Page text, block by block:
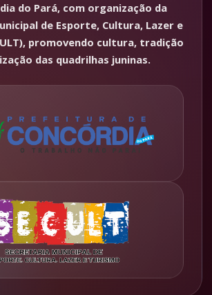
do Pará, com organização da
de Esporte, Cultura, Lazer e
promovendo cultura, tradição
das quadrilhas juninas.